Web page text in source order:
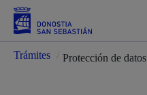
Trámites Protección de datos